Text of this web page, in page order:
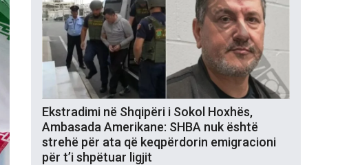
Ekstradimi në Shqipëri i Sokol Hoxhës,
Ambasada Amerikane: SHBA nuk është
strehë për ata që keqpërdorin emigracioni
për t’i shpëtuar ligjit